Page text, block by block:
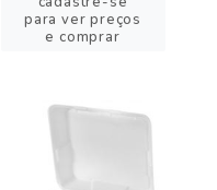
para ver preços
e comprar